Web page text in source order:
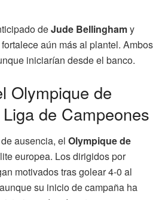
deJude Bellinghamy
fortalece aún más al plantel. Ambos
iniciarían desde el banco.
Olympique de
de Campeones
ausencia, el Olympique de
europea. Los dirigidos por
motivados tras golear 4-0 al
su inicio de campaña ha